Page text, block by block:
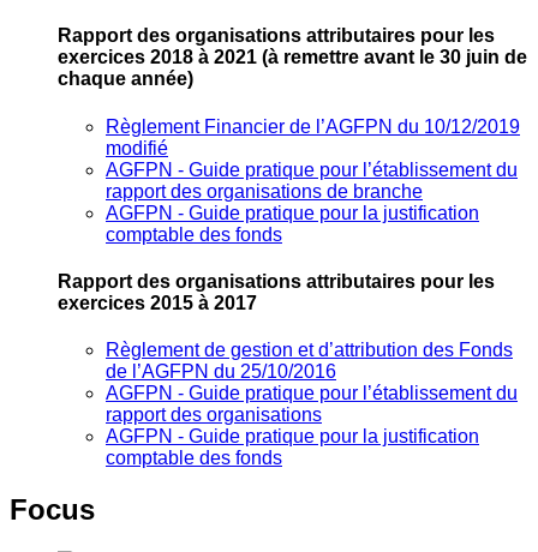
Rapport des organisations attributaires pour les
exercices 2018 à 2021 (à remettre avant le 30 juin de
chaque année)
Règlement Financier de l’AGFPN du 10/12/2019
modifié
AGFPN ‐ Guide pratique pour l’établissement du
rapport des organisations de branche
AGFPN ‐ Guide pratique pour la justification
comptable des fonds
Rapport des organisations attributaires pour les
exercices 2015 à 2017
Règlement de gestion et d’attribution des Fonds
de l’AGFPN du 25/10/2016
AGFPN ‐ Guide pratique pour l’établissement du
rapport des organisations
AGFPN ‐ Guide pratique pour la justification
comptable des fonds
Focus